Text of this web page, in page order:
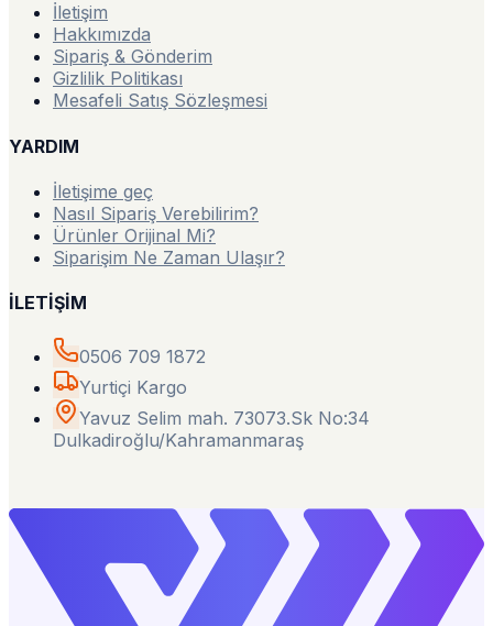
İletişim
Hakkımızda
Sipariş & Gönderim
Gizlilik Politikası
Mesafeli Satış Sözleşmesi
YARDIM
İletişime geç
Nasıl Sipariş Verebilirim?
Ürünler Orijinal Mi?
Siparişim Ne Zaman Ulaşır?
İLETİŞİM
0506 709 1872
Yurtiçi Kargo
Yavuz Selim mah. 73073.Sk No:34
Dulkadiroğlu/Kahramanmaraş